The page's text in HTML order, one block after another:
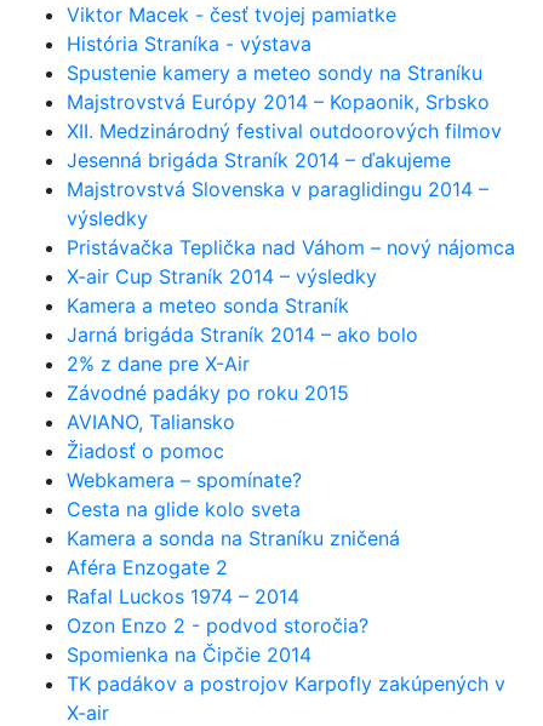
Viktor Macek - česť tvojej pamiatke
História Straníka - výstava
Spustenie kamery a meteo sondy na Straníku
Majstrovstvá Európy 2014 – Kopaonik, Srbsko
XII. Medzinárodný festival outdoorových filmov
Jesenná brigáda Straník 2014 – ďakujeme
Majstrovstvá Slovenska v paraglidingu 2014 –
výsledky
Pristávačka Teplička nad Váhom – nový nájomca
X-air Cup Straník 2014 – výsledky
Kamera a meteo sonda Straník
Jarná brigáda Straník 2014 – ako bolo
2% z dane pre X-Air
Závodné padáky po roku 2015
AVIANO, Taliansko
Žiadosť o pomoc
Webkamera – spomínate?
Cesta na glide kolo sveta
Kamera a sonda na Straníku zničená
Aféra Enzogate 2
Rafal Luckos 1974 – 2014
Ozon Enzo 2 - podvod storočia?
Spomienka na Čipčie 2014
TK padákov a postrojov Karpofly zakúpených v
X-air